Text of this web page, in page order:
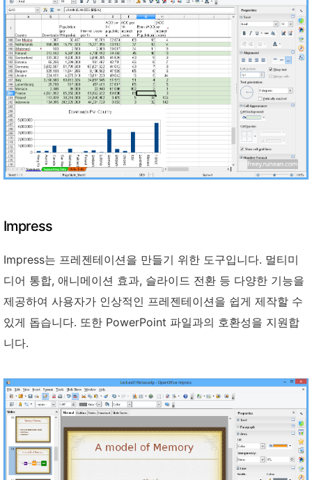
Impress
Impress는 프레젠테이션을 만들기 위한 도구입니다. 멀티미
디어 통합, 애니메이션 효과, 슬라이드 전환 등 다양한 기능을
제공하여 사용자가 인상적인 프레젠테이션을 쉽게 제작할 수
있게 돕습니다. 또한 PowerPoint 파일과의 호환성을 지원합
니다.